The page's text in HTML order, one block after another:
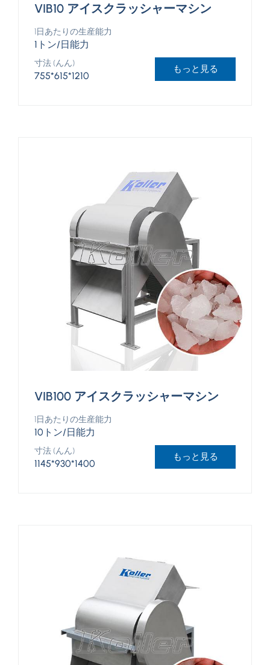
VIB10 アイスクラッシャーマシン
1日あたりの生産能力
1トン/日能力
寸法 (んん)
755*615*1210
もっと見る
VIB100 アイスクラッシャーマシン
1日あたりの生産能力
10トン/日能力
寸法 (んん)
1145*930*1400
もっと見る